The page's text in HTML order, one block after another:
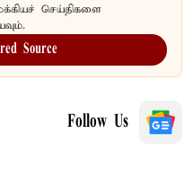
செய்திகளை
Source
Follow Us